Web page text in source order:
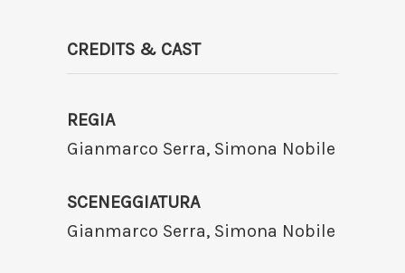
CREDITS & CAST
REGIA
Gianmarco Serra, Simona Nobile
SCENEGGIATURA
Gianmarco Serra, Simona Nobile